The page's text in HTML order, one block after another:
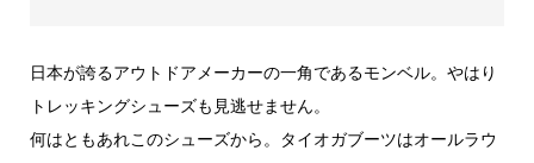
日本が誇るアウトドアメーカーの一角であるモンベル。やはり
トレッキングシューズも見逃せません。
何はともあれこのシューズから。タイオガブーツはオールラウ